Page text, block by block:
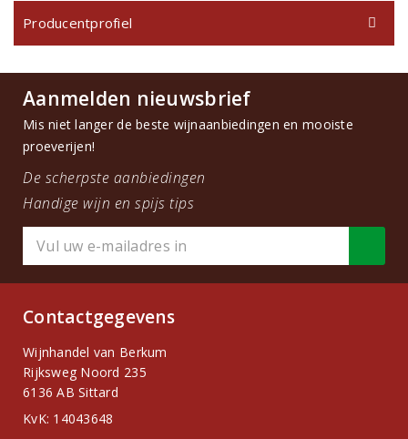
Producentprofiel
Aanmelden nieuwsbrief
Mis niet langer de beste wijnaanbiedingen en mooiste
proeverijen!
De scherpste aanbiedingen
Handige wijn en spijs tips
Contactgegevens
Wijnhandel van Berkum
Rijksweg Noord 235
6136 AB Sittard
KvK: 14043648